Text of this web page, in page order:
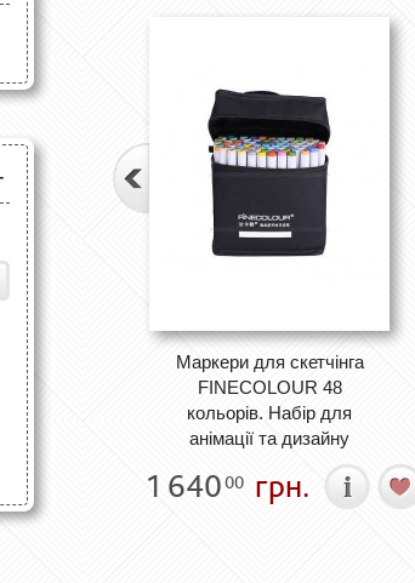
Маркери для скетчінга
FINECOLOUR 48
кольорів. Набір для
анімації та дизайну
1 64000 грн.